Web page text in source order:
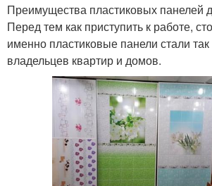
Преимущества пластиковых панелей
Перед тем как приступить к работе,
именно пластиковые панели стали
владельцев квартир и домов.